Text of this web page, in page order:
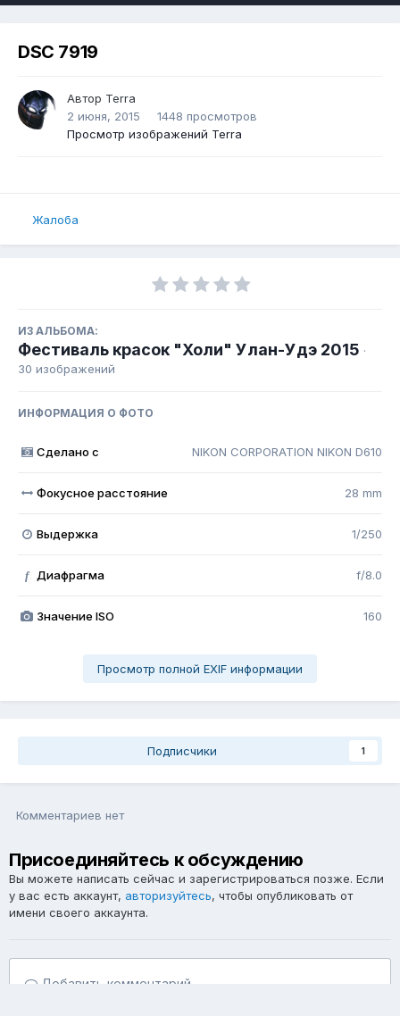
DSC 7919
Автор Terra
2 июня, 2015
1448 просмотров
Просмотр изображений Terra
Жалоба
ИЗ АЛЬБОМА:
Фестиваль красок "Холи" Улан-Удэ 2015 ·
30 изображений
ИНФОРМАЦИЯ О ФОТО
Сделано с NIKON CORPORATION NIKON D610
Фокусное расстояние 28 mm
Выдержка 1/250
f Диафрагма f/8.0
Значение ISO 160
Просмотр полной EXIF информации
Подписчики 1
Комментариев нет
Присоединяйтесь к обсуждению
Вы можете написать сейчас и зарегистрироваться позже. Если
у вас есть аккаунт, авторизуйтесь, чтобы опубликовать от
имени своего аккаунта.
Добавить комментарий...